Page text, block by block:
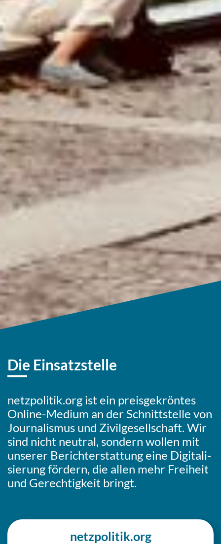
Die Einsatzstelle
netzpolitik.org ist ein preis­ge­krön­tes
Online-Medium an der Schnitt­stel­le von
Jour­na­lis­mus und Zivil­ge­sell­schaft. Wir
sind nicht neutral, sondern wollen mit
unserer Bericht­erstat­tung eine Digi­ta­li­
sie­rung fördern, die allen mehr Frei­heit
und Gerech­tig­keit bringt.
netzpolitik.org